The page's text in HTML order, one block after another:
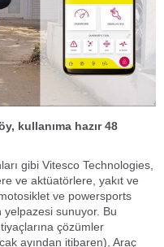
kullanıma hazır 48
gibi Vitesco Technologies,
ve aktüatörlere, yakıt ve
ve powersports
sunuyor. Bu
çözümler
ayından itibaren), Araç